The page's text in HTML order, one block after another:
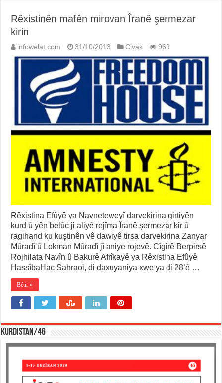
Rêxistinên mafên mirovan Îranê şermezar
kirin
infowelat.com 31/10/2013 Civak 969
Rêxistina Efûyê ya Navneteweyî darvekirina girtiyên
kurd û yên belûc ji aliyê rejîma Îranê şermezar kir û
ragihand ku kuştinên vê dawiyê tirsa darvekirina Zanyar
Mûradî û Lokman Mûradî jî aniye rojevê. Cîgirê Berpirsê
Rojhilata Navîn û Bakurê Afrîkayê ya Rêxistina Efûyê
HassîbaHac Sahraoi, di daxuyaniya xwe ya di 28’ê …
Bêtir »
KURDISTAN/46